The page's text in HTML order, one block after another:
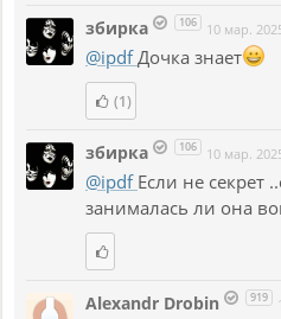
збирка 106 10 мар.
@ipdfДочка знает
(1)
збирка 106 10 мар.
@ipdf Если не секрет
занималась ли она
Alexandr Drobin 919